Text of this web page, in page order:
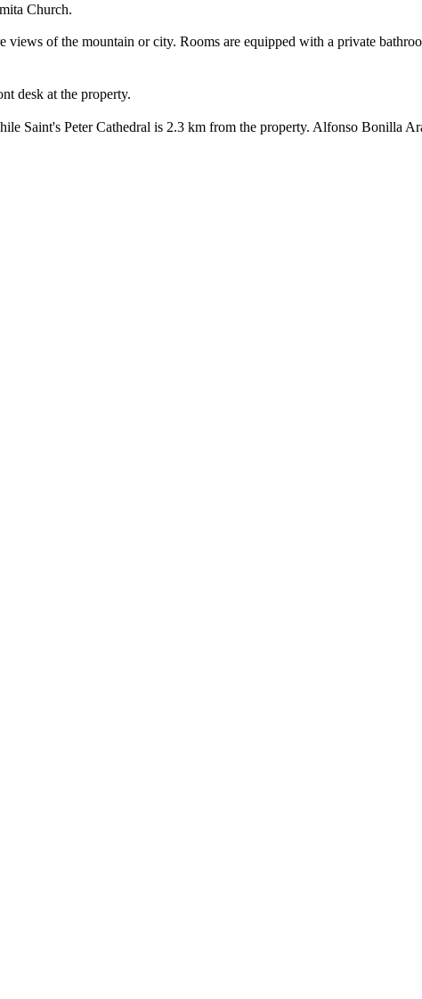
Church.
views of the mountain or city. Rooms are equipped with a private
desk at the property.
Saint's Peter Cathedral is 2.3 km from the property. Alfonso Bonilla